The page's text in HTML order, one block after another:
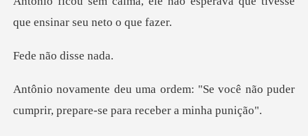
que
o disse
Se você não puder
cumprir, prepare